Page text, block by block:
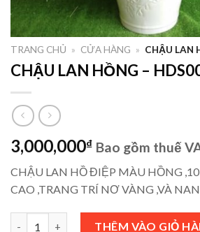
TRANG CHỦ » CỬA HÀNG » CHẬU LAN
CHẬU LAN HỒNG –
3,000,000₫ Bao gồm thuế
CHẬU LAN HỒ ĐIỆP MÀU HỒNG ,10
CAO ,TRANG TRÍ NƠ VÀNG ,VÀ
CHẬU LAN HỒNG - HDS002 số lượng
THÊM VÀO GIỎ